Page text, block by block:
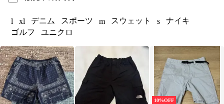
l xl デニム スポーツ m スウェット s
ナイキ
ゴルフ
ユニクロ
10%OFF